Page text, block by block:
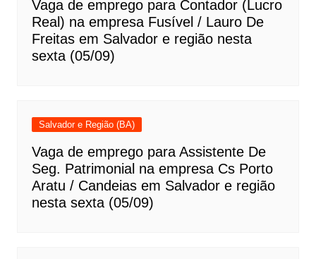
Vaga de emprego para Contador (Lucro
Real) na empresa Fusível / Lauro De
Freitas em Salvador e região nesta
sexta (05/09)
Salvador e Região (BA)
Vaga de emprego para Assistente De
Seg. Patrimonial na empresa Cs Porto
Aratu / Candeias em Salvador e região
nesta sexta (05/09)